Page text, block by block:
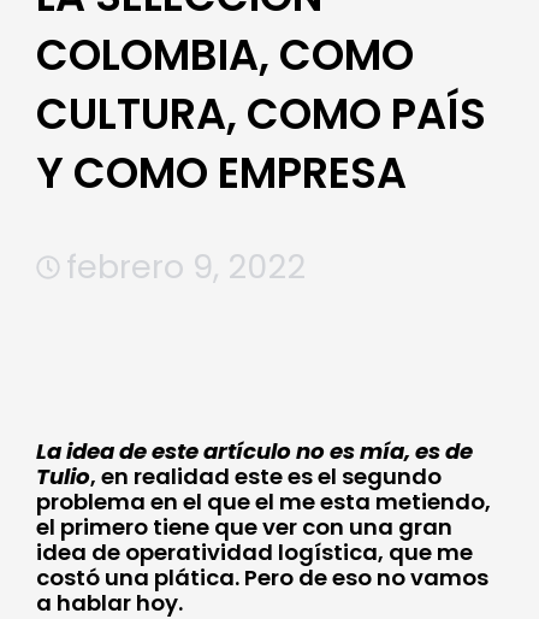
COLOMBIA, COMO
CULTURA, COMO PAÍS
Y COMO EMPRESA
febrero 9, 2022
La idea de este artículo no es mía, es de
Tulio, en realidad este es el segundo
problema en el que el me esta metiendo,
el primero tiene que ver con una gran
idea de operatividad logística, que me
costó una plática. Pero de eso no vamos
a hablar hoy.